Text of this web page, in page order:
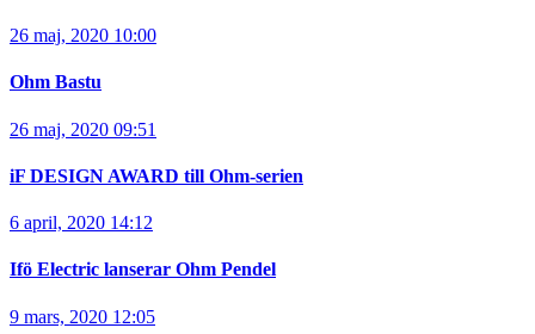
26 maj, 2020 10:00
Ohm Bastu
26 maj, 2020 09:51
iF DESIGN AWARD till Ohm-serien
6 april, 2020 14:12
Ifö Electric lanserar Ohm Pendel
9 mars, 2020 12:05